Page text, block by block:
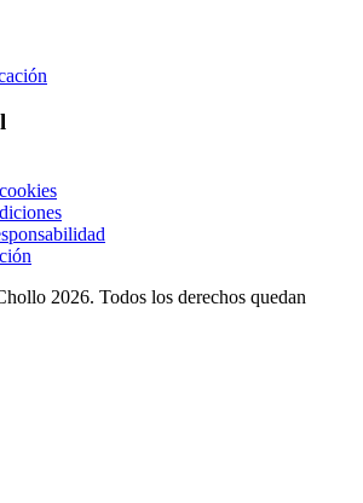
2026. Todos los derechos quedan